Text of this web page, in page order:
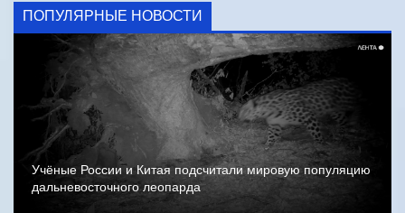
ПОПУЛЯРНЫЕ НОВОСТИ
Учёные России и Китая подсчитали мировую популяцию
дальневосточного леопарда